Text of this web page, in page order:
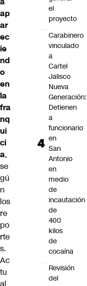
ap
ar
ec
ie
nd
o
en
la
fra
nq
ui
ci
a,
se
gú
n
los
re
po
rte
s.
Ac
tu
el
proyecto
Carabinero
vinculado
a
Cartel
Jalisco
Nueva
Generación:
Detienen
a
funcionario
en
San
Antonio
en
medio
de
incautación
de
400
kilos
de
cocaína
Revisión
del